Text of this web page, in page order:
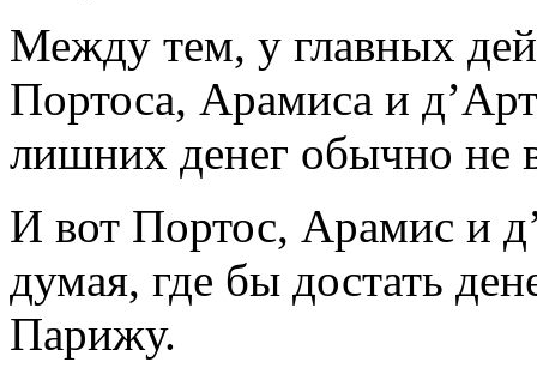
Между тем, у главных
Портоса, Арамиса и
лишних денег обычно не
И вот Портос, Арамис и
думая, где бы достать
Парижу.